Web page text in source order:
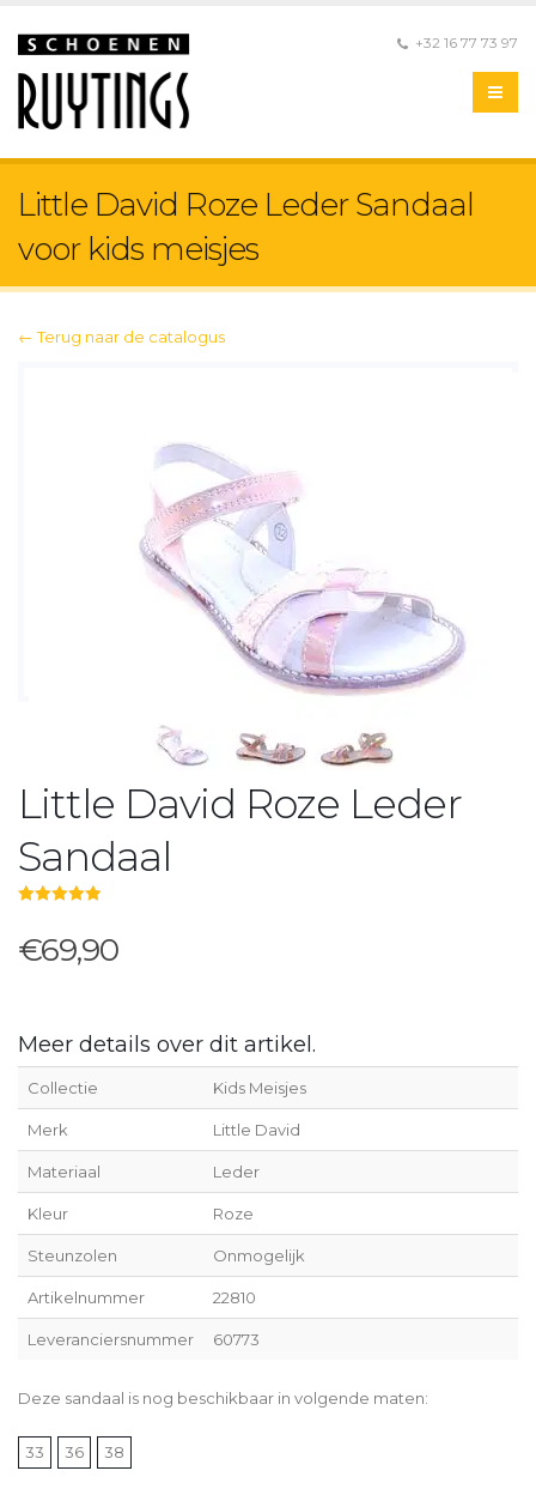
+32 16 77 73 97
Little David Roze Leder Sandaal
voor kids meisjes
← Terug naar de catalogus
Little David Roze Leder
Sandaal
€69,90
Meer details over dit artikel.
Collectie Kids Meisjes
Merk Little David
Materiaal Leder
Kleur Roze
Steunzolen Onmogelijk
Artikelnummer 22810
Leveranciersnummer 60773
Deze sandaal is nog beschikbaar in volgende maten:
33 36 38